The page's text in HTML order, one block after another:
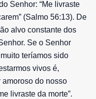
Senhor: “Me livraste
(Salmo 56:13). De
alvo constante dos
Se o Senhor
teríamos sido
vivos é,
do nosso
livraste da morte”.